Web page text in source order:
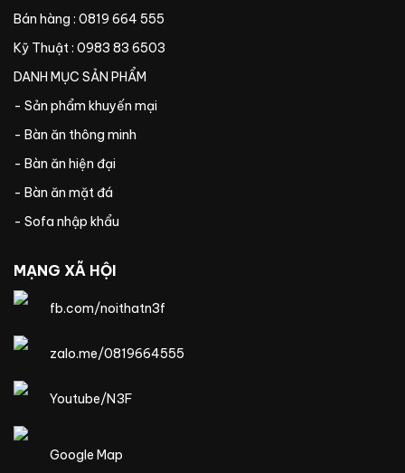
Bán hàng : 0819 664 555
Kỹ Thuật : 0983 83 6503
DANH MỤC SẢN PHẨM
- Sản phẩm khuyến mại
- Bàn ăn thông minh
- Bàn ăn hiện đại
- Bàn ăn mặt đá
- Sofa nhập khẩu
MẠNG XÃ HỘI
fb.com/noithatn3f
zalo.me/0819664555
Youtube/N3F
Google Map